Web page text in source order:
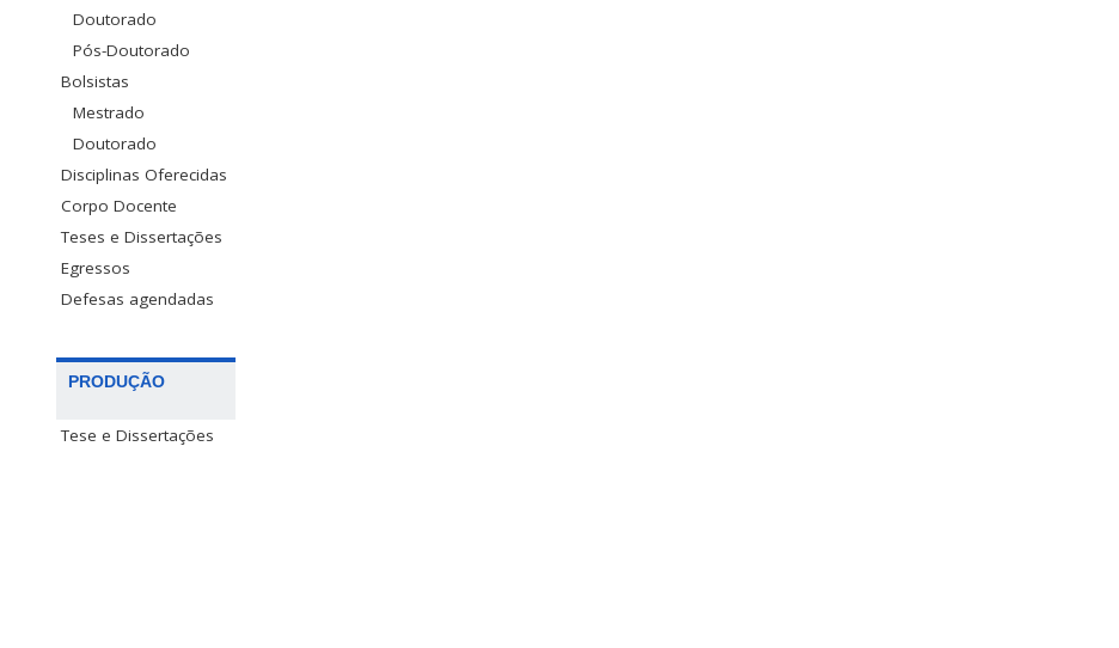
Doutorado
Pós-Doutorado
Bolsistas
Mestrado
Doutorado
Disciplinas Oferecidas
Corpo Docente
Teses e Dissertações
Egressos
Defesas agendadas
PRODUÇÃO
Tese e Dissertações